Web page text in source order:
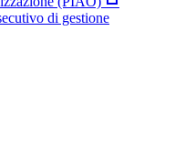
di gestione